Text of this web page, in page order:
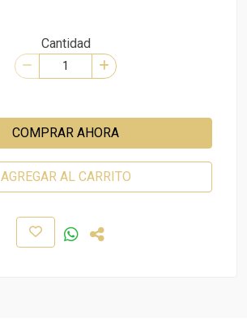
Cantidad
COMPRAR AHORA
AGREGAR AL CARRITO